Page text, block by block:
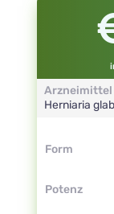
Arzneimittel
Herniaria
Form
Potenz